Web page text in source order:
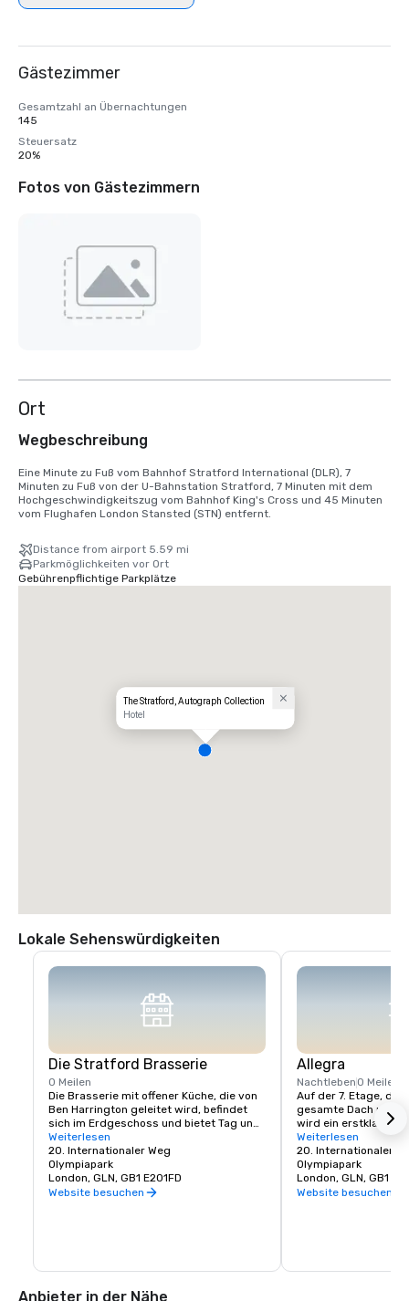
Gästezimmer
Gesamtzahl an Übernachtungen
145
Steuersatz
20%
Fotos von Gästezimmern
Ort
Wegbeschreibung
Eine Minute zu Fuß vom Bahnhof Stratford International (DLR), 7
Minuten zu Fuß von der U-Bahnstation Stratford, 7 Minuten mit dem
Hochgeschwindigkeitszug vom Bahnhof King's Cross und 45 Minuten
vom Flughafen London Stansted (STN) entfernt.
Distance from airport 5.59 mi
Parkmöglichkeiten vor Ort
Gebührenpflichtige Parkplätze
The Stratford, Autograph Collection
Hotel
Lokale Sehenswürdigkeiten
Die Stratford Brasserie
0 Meilen
Die Brasserie mit offener Küche, die von
Ben Harrington geleitet wird, befindet
sich im Erdgeschoss und bietet Tag und
Nacht ein frisches Menü mit nachhaltigen
Zutaten, darunter Pizzettas im
römischen Stil, die auf Bestellung
zubereitet werden. Ein atemberaubender
9 m hoher Kamin, ein gläserner
Weiterlesen
20. Internationaler Weg
Olympiapark
London, GLN, GB1 E201FD
Website besuchen
Allegra
Nachtleben 0 Meilen
Auf der 7. Etage, die
gesamte Dach und
wird ein
ehemaligen
Firehouse, Patrick
werden. Naturstein,
viel Sonnenlicht
Reise durch den 7.
Weiterlesen
20. Internationaler
Olympiapark
London, GLN, GB1
Website besuchen
Anbieter in der Nähe